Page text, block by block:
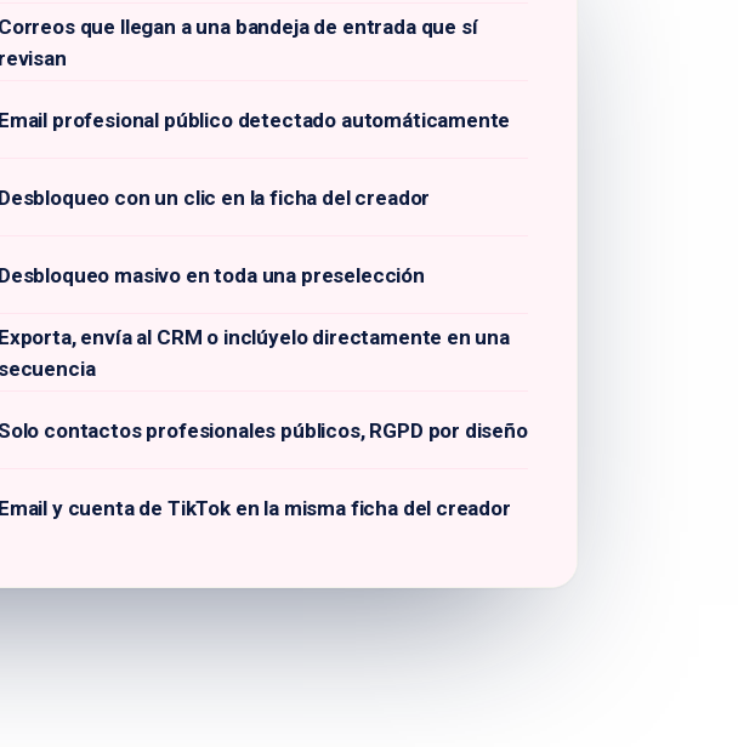
Correos que llegan a una bandeja de entrada que sí
revisan
Email profesional público detectado automáticamente
Desbloqueo con un clic en la ficha del creador
Desbloqueo masivo en toda una preselección
Exporta, envía al CRM o inclúyelo directamente en una
secuencia
contactos profesionales públicos, RGPD por diseño
Email y cuenta de TikTok en la misma ficha del creador